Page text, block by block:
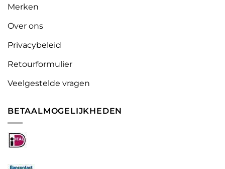
Merken
Over ons
Privacybeleid
Retourformulier
Veelgestelde vragen
BETAALMOGELIJKHEDEN